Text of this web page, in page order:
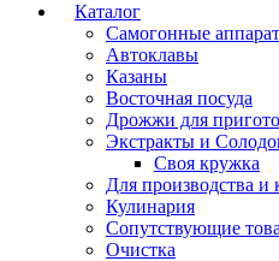
Каталог
Самогонные
Автоклавы
Казаны
Восточная посуда
Дрожжи для
Экстракты и
Своя кружка
Для производства и
Кулинария
Сопутствующие
Очистка